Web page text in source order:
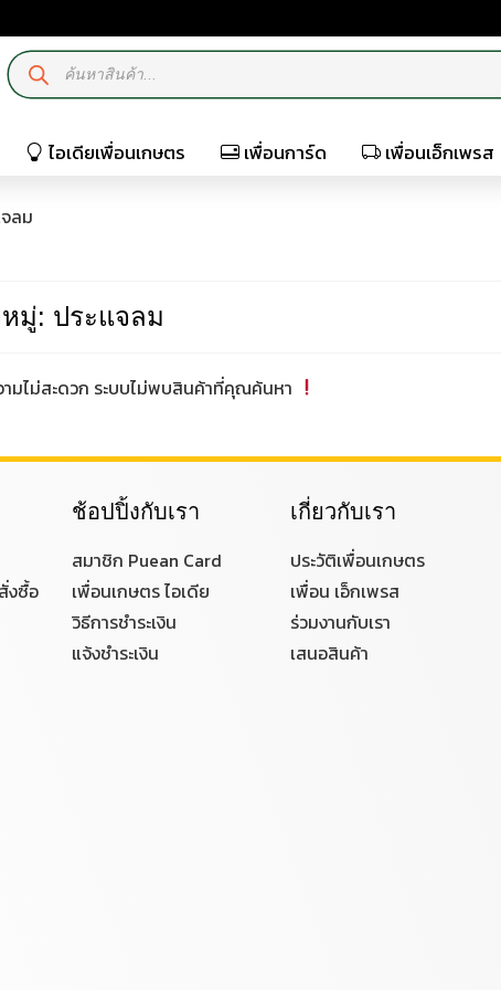
ไอเดียเพื่อนเกษตร เพื่อนการ์ด เพื่อนเอ็กเพรส
ลม
มู่: ประแจลม
ามไม่สะดวก ระบบไม่พบสินค้าที่คุณค้นหา
งซื้อ
ช้อปปิ้งกับเรา
สมาชิก Puean Card
เพื่อนเกษตร ไอเดีย
วิธีการชำระเงิน
แจ้งชำระเงิน
เกี่ยวกับเรา
ประวัติเพื่อนเกษตร
เพื่อน เอ็กเพรส
ร่วมงานกับเรา
เสนอสินค้า